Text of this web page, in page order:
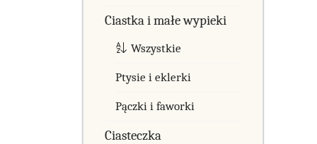
Ciastka i małe wypieki
Wszystkie
Ptysie i eklerki
Pączki i faworki
Ciasteczka